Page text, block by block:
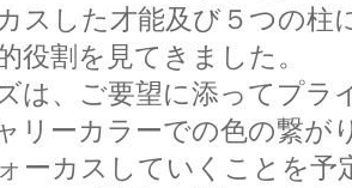
スした才能及び５つの柱
役割を見てきました。
は、ご要望に添ってプラ
リーカラーでの色の繋が
ーカスしていくことを予